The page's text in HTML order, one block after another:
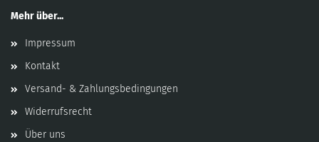
Mehr über...
Impressum
Kontakt
Versand- & Zahlungsbedingungen
Widerrufsrecht
Über uns